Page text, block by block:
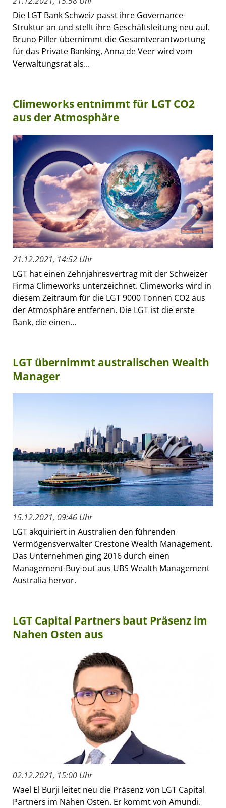
Die LGT Bank Schweiz passt ihre Governance-
Struktur an und stellt ihre Geschäftsleitung neu auf.
Bruno Piller übernimmt die Gesamtverantwortung
für das Private Banking, Anna de Veer wird vom
Verwaltungsrat als...
Climeworks entnimmt für LGT CO2
aus der Atmosphäre
21.12.2021, 14:52 Uhr
LGT hat einen Zehnjahresvertrag mit der Schweizer
Firma Climeworks unterzeichnet. Climeworks wird in
diesem Zeitraum für die LGT 9000 Tonnen CO2 aus
der Atmosphäre entfernen. Die LGT ist die erste
Bank, die einen...
LGT übernimmt australischen Wealth
Manager
15.12.2021, 09:46 Uhr
LGT akquiriert in Australien den führenden
Vermögensverwalter Crestone Wealth Management.
Das Unternehmen ging 2016 durch einen
Management-Buy-out aus UBS Wealth Management
Australia hervor.
LGT Capital Partners baut Präsenz im
Nahen Osten aus
02.12.2021, 15:00 Uhr
Wael El Burji leitet neu die Präsenz von LGT Capital
Partners im Nahen Osten. Er kommt von Amundi.